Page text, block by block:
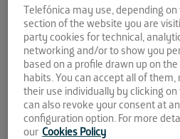
Antonio Fabrizioes la
de las columnas vertebrales del
Andalucía Open Future es real y
tienen acceso directo a inversores,
dorada para establecer relaciones
interesantes.
Fabrizio es Venture Partner y CEO
Conocedor como pocos de las
Telefónica may use, depending
section of the website you are
party cookies for technical,
networking and/or to show you
based on a profile drawn up on
habits. You can accept all of
their use individually by clicking
can also revoke your consent at
configuration option. For more
our Cookies Policy